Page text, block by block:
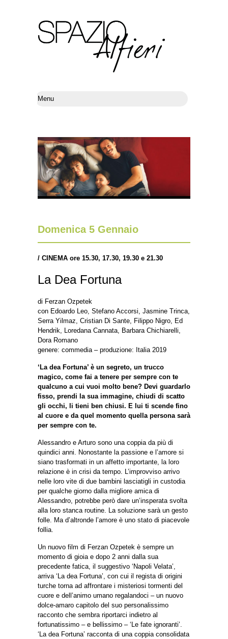
Domenica 5 Gennaio
/ CINEMA ore 15.30, 17.30, 19.30 e 21.30
La Dea Fortuna
di Ferzan Ozpetek
con Edoardo Leo, Stefano Accorsi, Jasmine Trinca,
Serra Yilmaz, Cristian Di Sante, Filippo Nigro, Ed
Hendrik, Loredana Cannata, Barbara Chichiarelli,
Dora Romano
genere: commedia – produzione: Italia 2019
‘La dea Fortuna’ è un segreto, un trucco
magico, come fai a tenere per sempre con te
qualcuno a cui vuoi molto bene? Devi guardarlo
fisso, prendi la sua immagine, chiudi di scatto
gli occhi, li tieni ben chiusi. E lui ti scende fino
al cuore e da quel momento quella persona sarà
per sempre con te.
Alessandro e Arturo sono una coppia da più di
quindici anni. Nonostante la passione e l’amore si
siano trasformati in un affetto importante, la loro
relazione è in crisi da tempo. L’improvviso arrivo
nelle loro vite di due bambini lasciatigli in custodia
per qualche giorno dalla migliore amica di
Alessandro, potrebbe però dare un’insperata svolta
alla loro stanca routine. La soluzione sarà un gesto
folle. Ma d’altronde l’amore è uno stato di piacevole
follia.
Un nuovo film di Ferzan Ozpetek è sempre un
momento di gioia e dopo 2 anni dalla sua
precedente fatica, il suggestivo ‘Napoli Velata’,
arriva ‘La dea Fortuna’, con cui il regista di origini
turche torna ad affrontare i misteriosi tormenti del
cuore e dell’animo umano regalandoci – un nuovo
dolce-amaro capitolo del suo personalissimo
racconto che sembra riportarci indietro al
fortunatissimo – e bellissimo – ‘Le fate ignoranti’.
‘La dea Fortuna’ racconta di una coppia consolidata